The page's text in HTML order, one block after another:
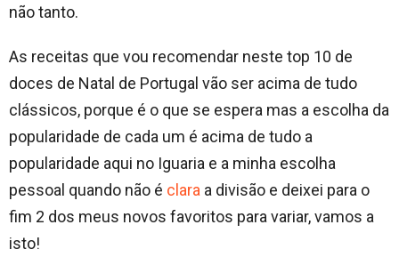
não tanto.
As receitas que vou recomendar neste top 10 de
doces de Natal de Portugal vão ser acima de tudo
clássicos, porque é o que se espera mas a escolha da
popularidade de cada um é acima de tudo a
popularidade aqui no Iguaria e a minha escolha
pessoal quando não é clara a divisão e deixei para o
fim 2 dos meus novos favoritos para variar, vamos a
isto!